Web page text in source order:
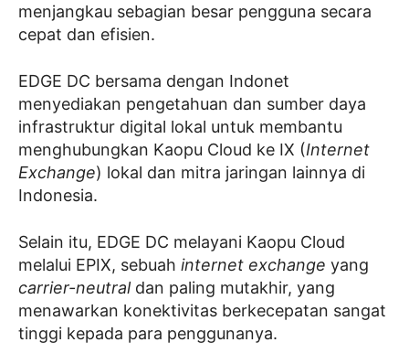
menjangkau sebagian besar pengguna secara
cepat dan efisien.
EDGE DC bersama dengan Indonet
menyediakan pengetahuan dan sumber daya
infrastruktur digital lokal untuk membantu
menghubungkan Kaopu Cloud ke IX (Internet
Exchange) lokal dan mitra jaringan lainnya di
Indonesia.
Selain itu, EDGE DC melayani Kaopu Cloud
melalui EPIX, sebuah internet exchange yang
carrier-neutraldan paling mutakhir, yang
menawarkan konektivitas berkecepatan sangat
tinggi kepada para penggunanya.